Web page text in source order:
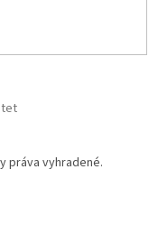
práva vyhradené.